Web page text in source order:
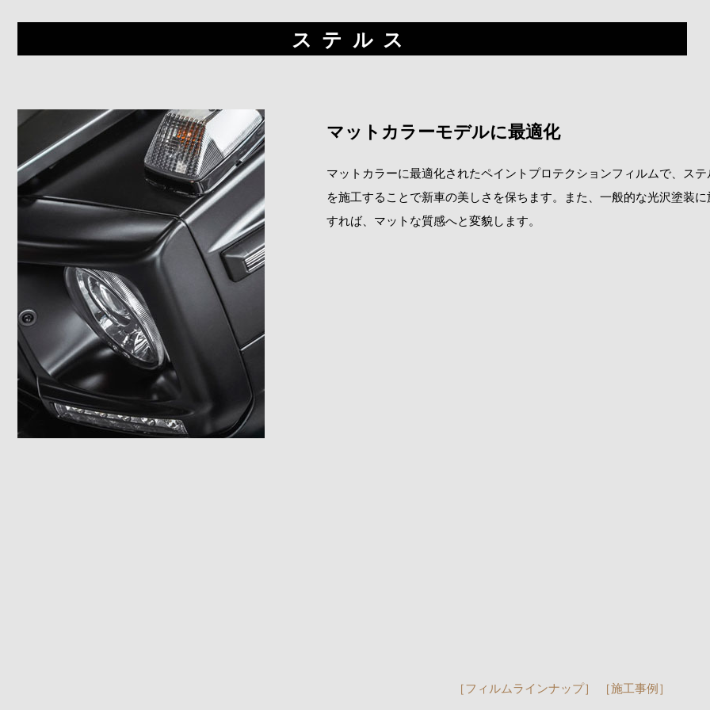
ステルス
マットカラーモデルに最適化
マットカラーに最適化されたペイントプロテクションフィルムで、ステ
を施工することで新車の美しさを保ちます。また、一般的な光沢塗装に
すれば、マットな質感へと変貌します。
［フィルムラインナップ］ ［施工事例］